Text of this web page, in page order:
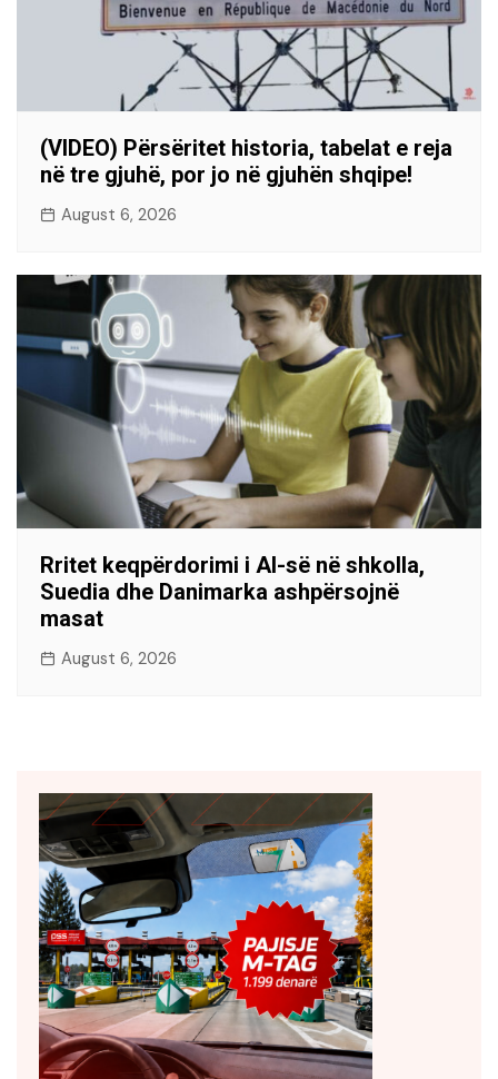
(VIDEO) Përsëritet historia, tabelat e reja
në tre gjuhë, por jo në gjuhën shqipe!
August 6, 2026
Rritet keqpërdorimi i AI-së në shkolla,
Suedia dhe Danimarka ashpërsojnë
masat
August 6, 2026